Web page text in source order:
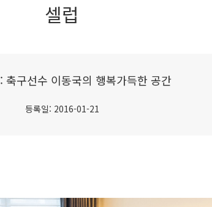
셀럽
축구선수 이동국의 행복가득한 공간
등록일: 2016-01-21